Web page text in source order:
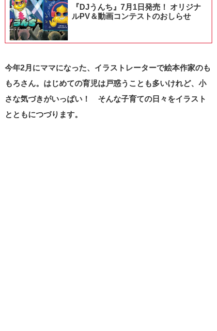
『DJうんち』7月1日発売！ オリジナ
ルPV＆動画コンテストのおしらせ
今年2月にママになった、イラストレーターで絵本作家のも
もろさん。はじめての育児は戸惑うことも多いけれど、小
さな気づきがいっぱい！ そんな子育ての日々をイラスト
とともにつづります。